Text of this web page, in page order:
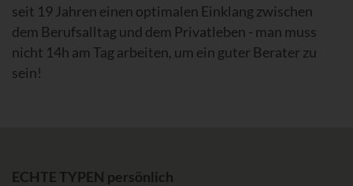
seit 19 Jahren einen optimalen Einklang zwischen
dem Berufsalltag und dem Privatleben - man muss
nicht 14h am Tag arbeiten, um ein guter Berater zu
sein!
ECHTE TYPEN persönlich